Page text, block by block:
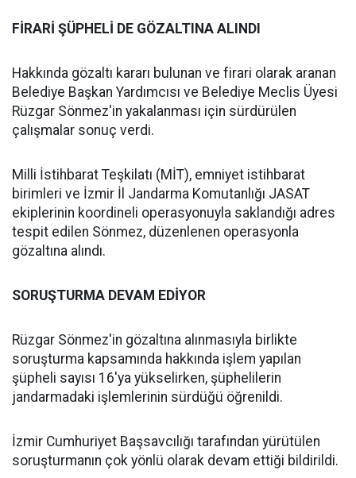
FİRARİ ŞÜPHELİ DE GÖZALTINA ALINDI
Hakkında gözaltı kararı bulunan ve firari olarak aranan
Belediye Başkan Yardımcısı ve Belediye Meclis Üyesi
Rüzgar Sönmez'in yakalanması için sürdürülen
çalışmalar sonuç verdi.
Milli İstihbarat Teşkilatı (MİT), emniyet istihbarat
birimleri ve İzmir İl Jandarma Komutanlığı JASAT
ekiplerinin koordineli operasyonuyla saklandığı adres
tespit edilen Sönmez, düzenlenen operasyonla
gözaltına alındı.
SORUŞTURMA DEVAM EDİYOR
Rüzgar Sönmez'in gözaltına alınmasıyla birlikte
soruşturma kapsamında hakkında işlem yapılan
şüpheli sayısı 16'ya yükselirken, şüphelilerin
jandarmadaki işlemlerinin sürdüğü öğrenildi.
İzmir Cumhuriyet Başsavcılığı tarafından yürütülen
soruşturmanın çok yönlü olarak devam ettiği bildirildi.